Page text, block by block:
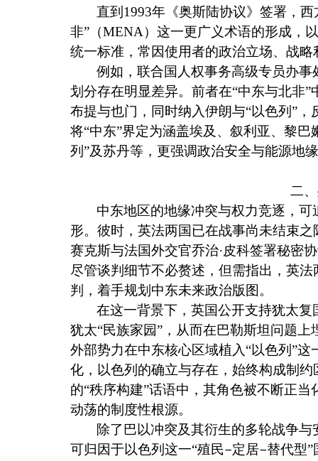
直到 1993年《奥斯陆协议》签署，
非”（MENA ）这一更广义术语的形成，
统一标准，常因使用者的政治立场、战
例如，联合国人权事务高级专员办事
划分存在明显差异。前者在“中东与北非
布提与也门，同时纳入伊朗与“以色列”
将“中东”界定为涵盖埃及、叙利亚、黎
列”及苏丹等，更强调政治安全与能源地
二
中东地区的地缘冲突与权力竞逐，
形。彼时，英法两国已在战事尚未结束
赛克斯与法国外交官乔治·皮科签署秘密
尽管谈判细节不必赘述，但需指出，英
判，着手规划中东未来政治版图。
在这一背景下，英国公开支持犹太复
犹太“民族家园”，从而在巴勒斯坦问题
外部势力在中东核心区域植入“以色列”
化，以色列的确立与存在，始终构成制
的“秩序构建”话语中，其角色被不断正
动荡的制度性根源。
除了巴以冲突及其衍生的多轮战争
可归因于以色列这一“殖民–定居–替代型